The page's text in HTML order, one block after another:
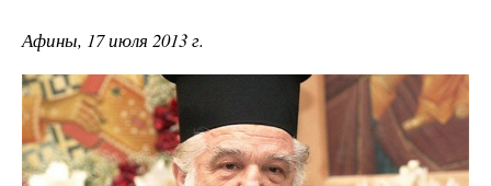
Афины, 17 июля 2013 г.